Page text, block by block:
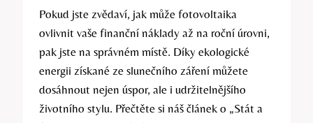
Pokud jste zvědaví, jak může fotovoltaika
ovlivnit vaše finanční náklady až na roční úrovni,
pak jste na správném místě. Díky ekologické
energii získané ze slunečního záření můžete
dosáhnout nejen úspor, ale i udržitelnějšího
životního stylu. Přečtěte si náš článek o „Stát a